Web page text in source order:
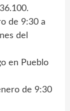
de 9:30 a
del
en Pueblo
de 9:30